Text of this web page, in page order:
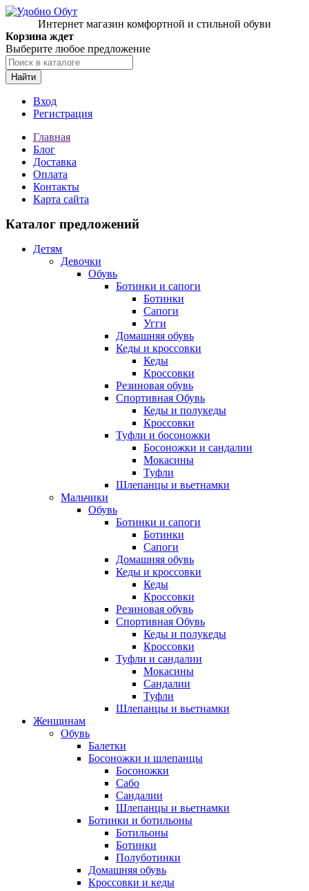
Интернет магазин комфортной и стильной обуви
Корзина ждет
Выберите любое предложение
Найти
Вход
Регистрация
Главная
Блог
Доставка
Оплата
Контакты
Карта сайта
Каталог предложений
Детям
Девочки
Обувь
Ботинки и сапоги
Ботинки
Сапоги
Угги
Домашняя обувь
Кеды и кроссовки
Кеды
Кроссовки
Резиновая обувь
Спортивная Обувь
Кеды и полукеды
Кроссовки
Туфли и босоножки
Босоножки и сандалии
Мокасины
Туфли
Шлепанцы и вьетнамки
Мальчики
Обувь
Ботинки и сапоги
Ботинки
Сапоги
Домашняя обувь
Кеды и кроссовки
Кеды
Кроссовки
Резиновая обувь
Спортивная Обувь
Кеды и полукеды
Кроссовки
Туфли и сандалии
Мокасины
Сандалии
Туфли
Шлепанцы и вьетнамки
Женщинам
Обувь
Балетки
Босоножки и шлепанцы
Босоножки
Сабо
Сандалии
Шлепанцы и вьетнамки
Ботинки и ботильоны
Ботильоны
Ботинки
Полуботинки
Домашняя обувь
Кроссовки и кеды